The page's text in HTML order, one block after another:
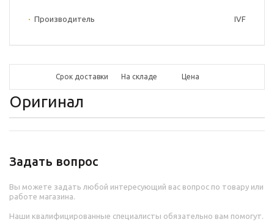
Производитель IVF
Срок доставки На складе Цена
Оригинал
Задать вопрос
Вы можете задать любой интересующий вас вопрос по товару или
работе магазина.
Наши квалифицированные специалисты обязательно вам помогут.